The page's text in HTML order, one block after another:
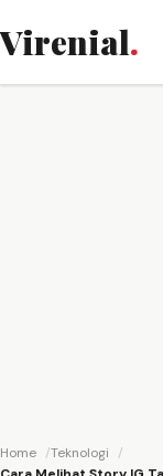
Virenial.
Home
Teknologi